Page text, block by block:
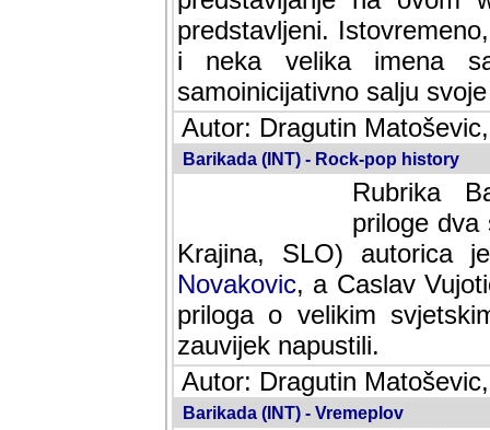
predstavljeni.
i neka velika imena
samoinicijativno salju
Autor: Dragutin
Barikada (INT) - Rock-pop history
Rubrika
dva
SLO) autorica je velikog
Caslav Vujotic
velikim svjetskim
napustili.
Autor: Dragutin
Barikada (INT) - Vremeplov